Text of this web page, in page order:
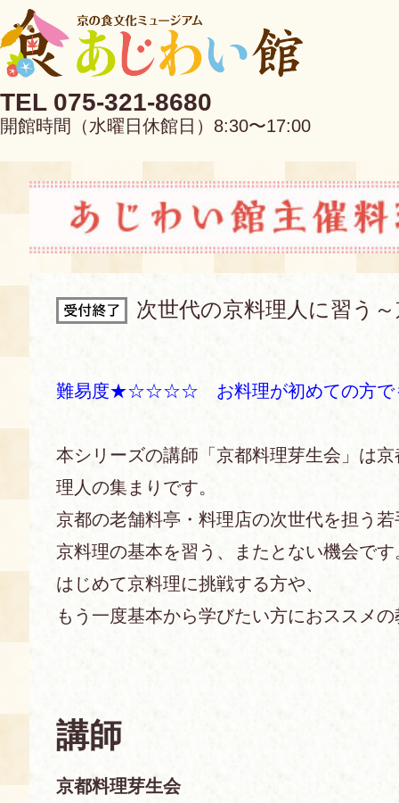
TEL 075-321-8680
開館時間（水曜日休館日）8:30〜17:00
EN 中文
あじわい館とは
京の食文化について
アクセス
料理教室
募集中の教室
キャンセル・ご変更
展示室
お土産コーナー
団体向け見学・体験
次世代の京料理人に習う
難易度★☆☆☆☆ お料理が初めての方で
本シリーズの講師「京都料理芽生会」は
理人の集まりです。
京都の老舗料亭・料理店の次世代を担う
京料理の基本を習う、またとない機会です
はじめて京料理に挑戦する方や、
もう一度基本から学びたい方におススメ
講師
京都料理芽生会